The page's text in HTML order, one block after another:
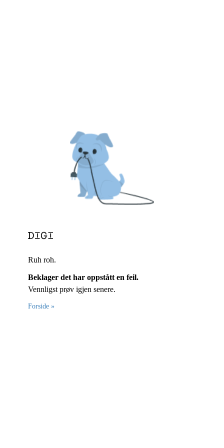
Ruh roh.
Beklager det har oppstått en feil.
Vennligst prøv igjen senere.
Forside »